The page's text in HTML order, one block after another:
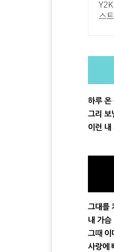
스
하루 온
그리 보
이런
그대를
내 가슴
그때 이
사랑에